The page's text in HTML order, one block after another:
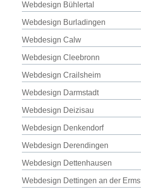
Webdesign Bühlertal
Webdesign Burladingen
Webdesign Calw
Webdesign Cleebronn
Webdesign Crailsheim
Webdesign Darmstadt
Webdesign Deizisau
Webdesign Denkendorf
Webdesign Derendingen
Webdesign Dettenhausen
Webdesign Dettingen an der Erms